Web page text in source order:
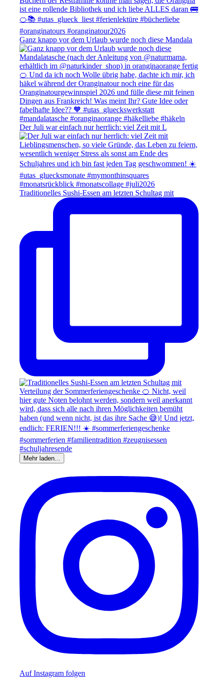
Ganz knapp vor dem Urlaub wurde noch diese Mandala
Der Juli war einfach nur herrlich: viel Zeit mit L
Traditionelles Sushi-Essen am letzten Schultag mit
Mehr laden...
Auf Instagram folgen